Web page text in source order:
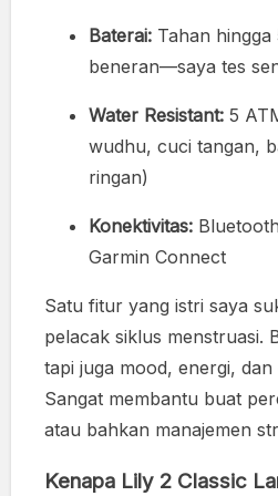
Baterai: Tahan hingga
beneran—saya tes
Water Resistant: 5
wudhu, cuci tangan,
ringan)
Konektivitas:
Garmin Connect
Satu fitur yang istri saya
pelacak siklus menstruasi.
tapi juga mood, energi, dan
Sangat membantu buat
atau bahkan manajemen
Kenapa Lily 2 Classic